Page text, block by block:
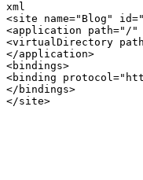
xml
<site name="Blog"
<application path="/"
<virtualDirectory
</application>
<bindings>
<binding
</bindings>